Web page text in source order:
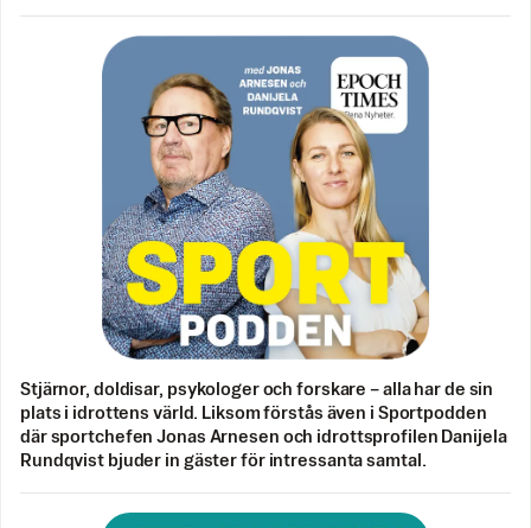
Stjärnor, doldisar, psykologer och forskare – alla har de sin
plats i idrottens värld. Liksom förstås även i Sportpodden
där sportchefen Jonas Arnesen och idrottsprofilen Danijela
Rundqvist bjuder in gäster för intressanta samtal.